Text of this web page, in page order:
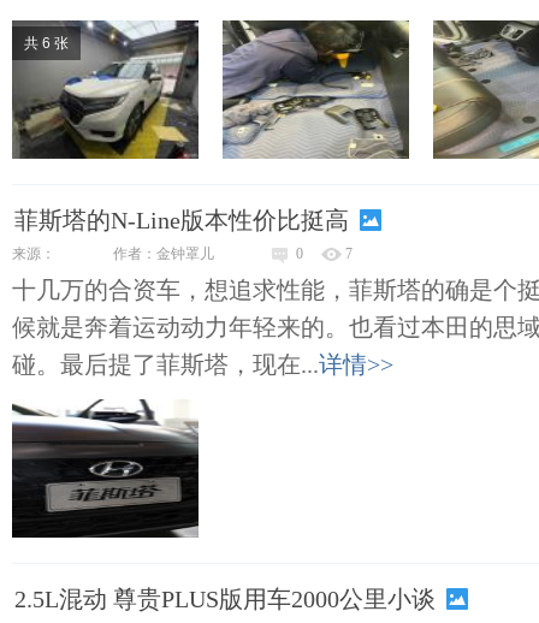
共 6 张
菲斯塔的N-Line版本性价比挺高
来源： 作者：金钟罩儿 0 7
十几万的合资车，想追求性能，菲斯塔的确是个
候就是奔着运动动力年轻来的。也看过本田的思
碰。最后提了菲斯塔，现在...详情>>
2.5L混动 尊贵PLUS版用车2000公里小谈